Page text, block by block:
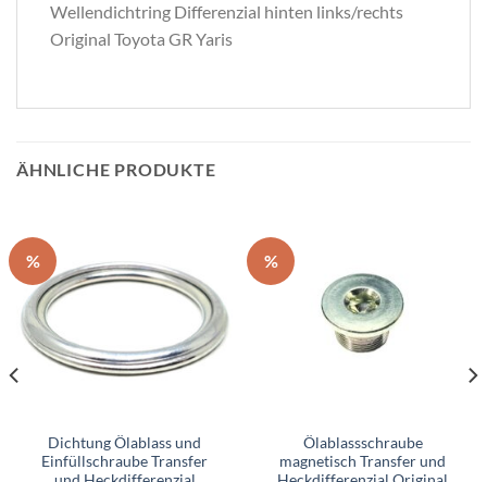
Wellendichtring Differenzial hinten links/rechts
Original Toyota GR Yaris
ÄHNLICHE PRODUKTE
%
Dichtung Ölablass und
Einfüllschraube Transfer
%
Ölablassschraube
magnetisch Transfer und